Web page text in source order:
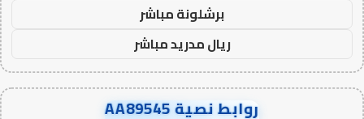
برشلونة مباشر
ريال مدريد مباشر
روابط نصية AA89545